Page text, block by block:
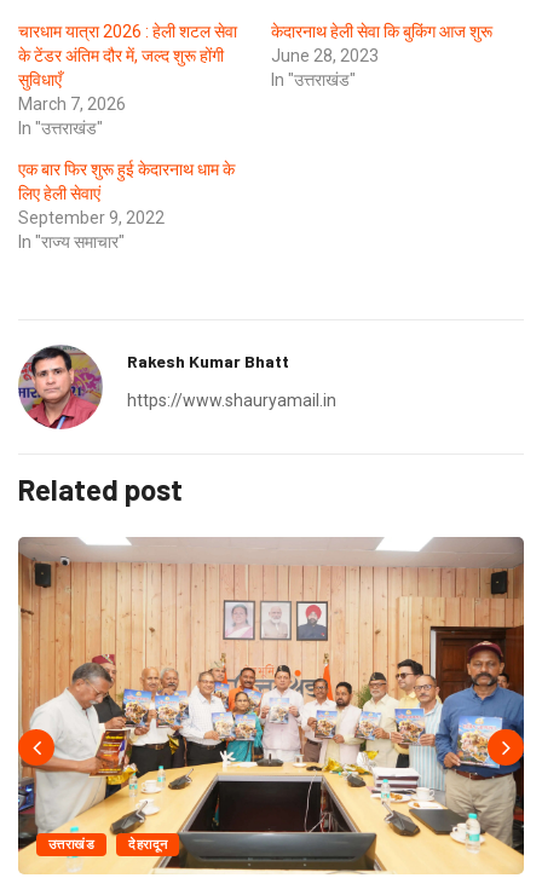
चारधाम यात्रा 2026 : हेली शटल सेवा
के टेंडर अंतिम दौर में, जल्द शुरू होंगी
सुविधाएँ
March 7, 2026
In "उत्तराखंड"
केदारनाथ हेली सेवा कि बुकिंग आज शुरू
June 28, 2023
In "उत्तराखंड"
एक बार फिर शुरू हुई केदारनाथ धाम के
लिए हेली सेवाएं
September 9, 2022
In "राज्य समाचार"
Rakesh Kumar Bhatt
https://www.shauryamail.in
Related post
उत्तराखंड देहरादून